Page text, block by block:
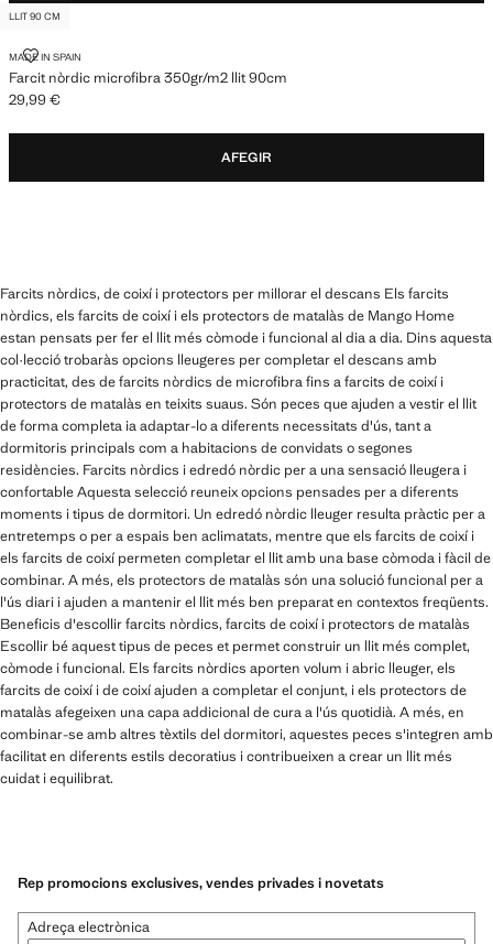
LLIT 90 CM
MADE IN SPAIN
Farcit nòrdic microfibra 350gr/m2 llit 90cm
FARCIT NÒRDIC MICROFIBRA 350GR/M2 LLIT 90CM
Preu actual [29,99 € ]
29,99 €
AFEGIR
Farcits nòrdics, de coixí i protectors per millorar el descans Els farcits
nòrdics, els farcits de coixí i els protectors de matalàs de Mango Home
estan pensats per fer el llit més còmode i funcional al dia a dia. Dins aquesta
col·lecció trobaràs opcions lleugeres per completar el descans amb
practicitat, des de farcits nòrdics de microfibra fins a farcits de coixí i
protectors de matalàs en teixits suaus. Són peces que ajuden a vestir el llit
de forma completa ia adaptar-lo a diferents necessitats d'ús, tant a
dormitoris principals com a habitacions de convidats o segones
residències. Farcits nòrdics i edredó nòrdic per a una sensació lleugera i
confortable Aquesta selecció reuneix opcions pensades per a diferents
moments i tipus de dormitori. Un edredó nòrdic lleuger resulta pràctic per a
entretemps o per a espais ben aclimatats, mentre que els farcits de coixí i
els farcits de coixí permeten completar el llit amb una base còmoda i fàcil de
combinar. A més, els protectors de matalàs són una solució funcional per a
l'ús diari i ajuden a mantenir el llit més ben preparat en contextos freqüents.
Beneficis d'escollir farcits nòrdics, farcits de coixí i protectors de matalàs
Escollir bé aquest tipus de peces et permet construir un llit més complet,
còmode i funcional. Els farcits nòrdics aporten volum i abric lleuger, els
farcits de coixí i de coixí ajuden a completar el conjunt, i els protectors de
matalàs afegeixen una capa addicional de cura a l'ús quotidià. A més, en
combinar-se amb altres tèxtils del dormitori, aquestes peces s'integren amb
facilitat en diferents estils decoratius i contribueixen a crear un llit més
cuidat i equilibrat.
Rep promocions exclusives, vendes privades i novetats
Adreça electrònica